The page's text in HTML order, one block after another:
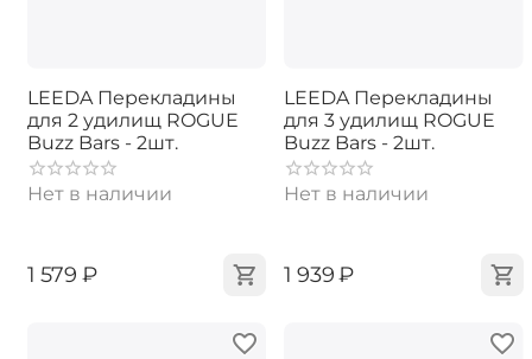
LEEDA Перекладины
для 2 удилищ ROGUE
Buzz Bars - 2шт.
Нет в наличии
‍1 579‍ ₽
LEEDA Перекладины
для 3 удилищ ROGUE
Buzz Bars - 2шт.
Нет в наличии
‍1 939‍₽